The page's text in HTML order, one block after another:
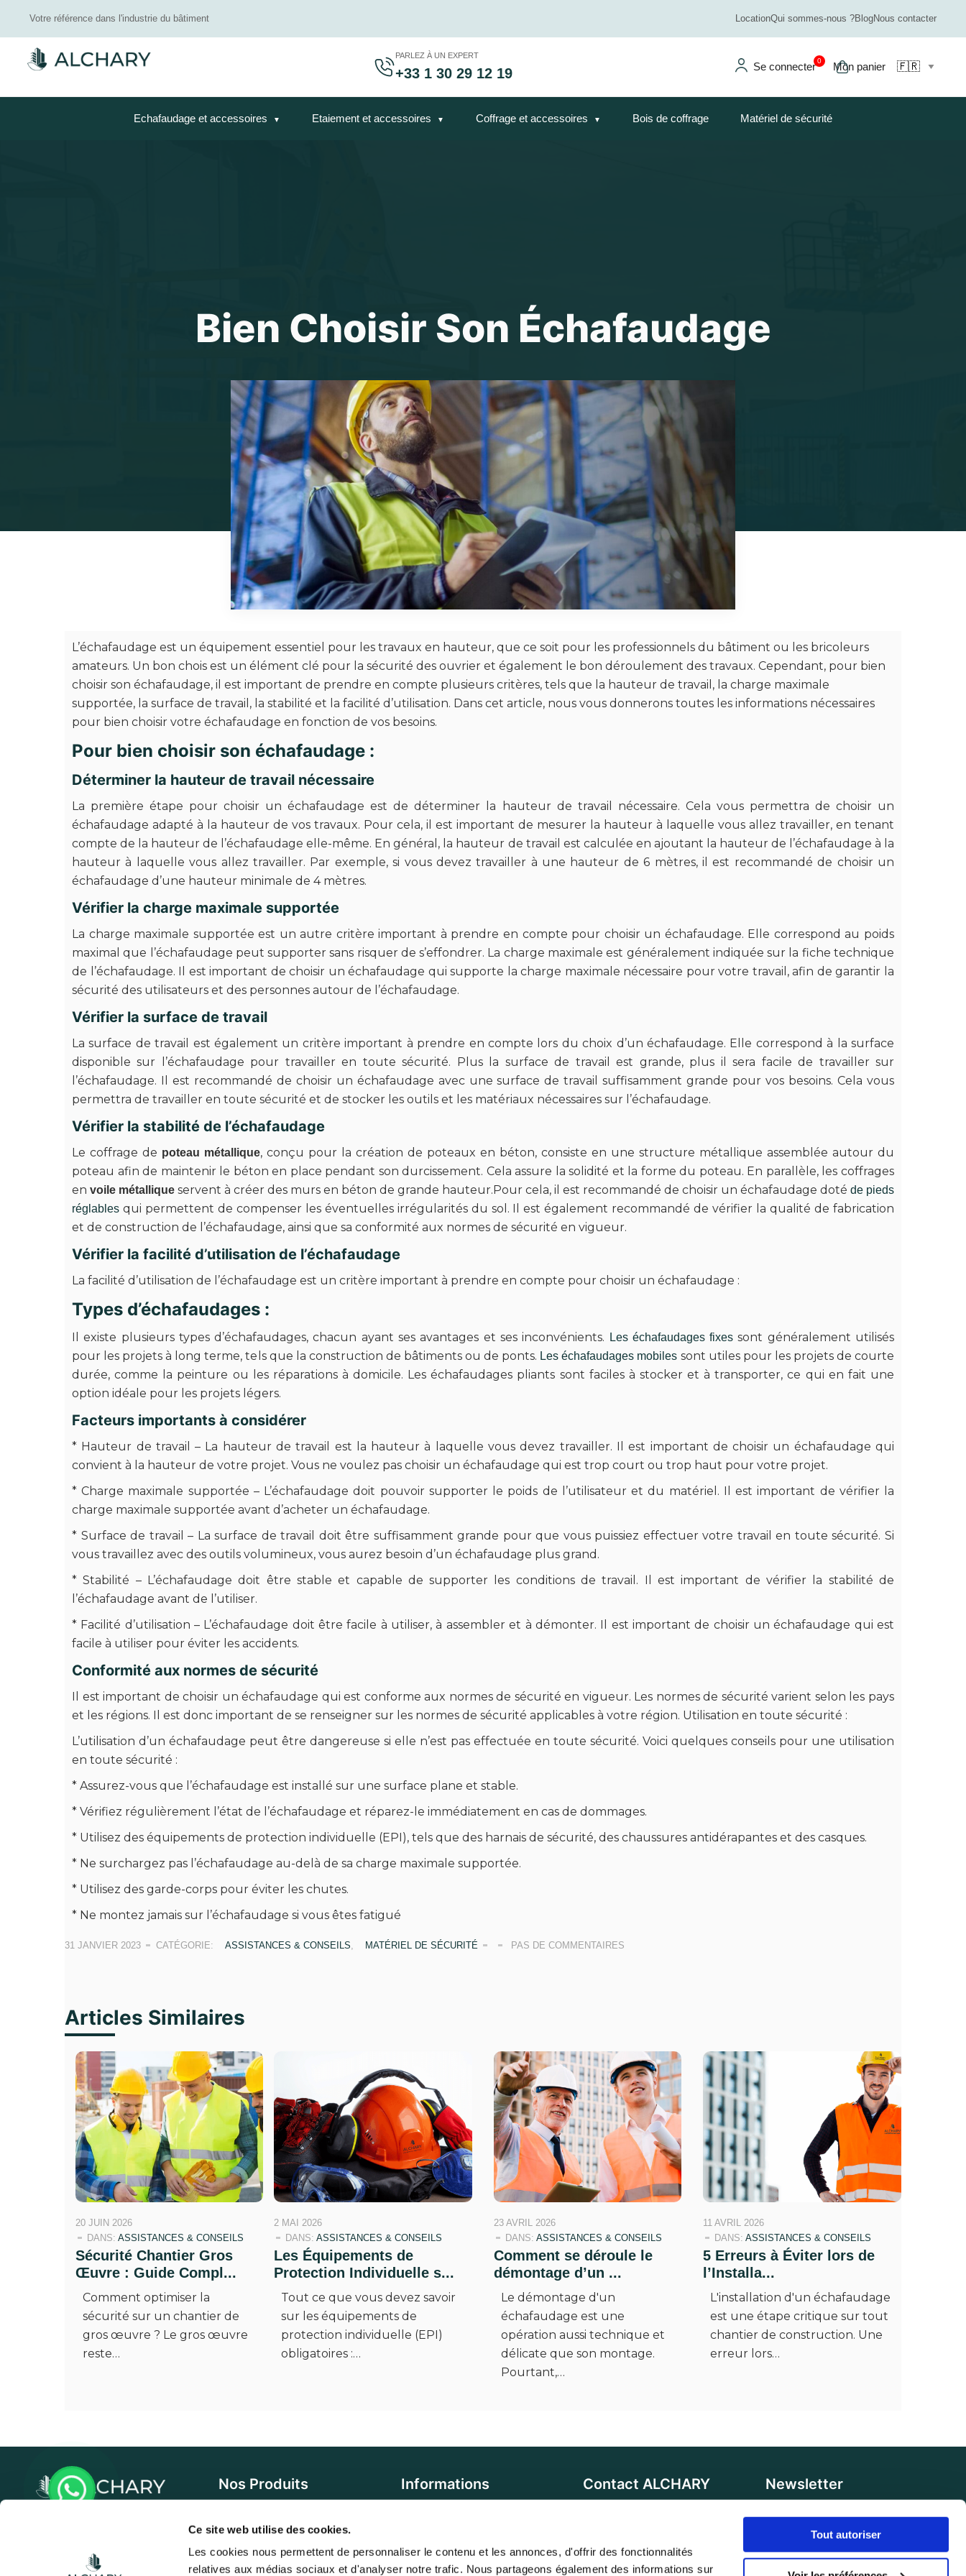
Ce site web utilise des cookies.
Les cookies nous permettent de personnaliser le contenu et les annonces, d'offrir des fonctionnalités
relatives aux médias sociaux et d'analyser notre trafic. Nous partageons également des informations sur
Tout autoriser
Votre référence dans l'industrie du bâtiment LocationQui sommes-nous ?BlogNous contacter
PARLEZ À UN EXPERT
+33 1 30 29 12 19 Se connecter Mon panier
0
Echafaudage et accessoires Etaiement et accessoires Coffrage et accessoires Bois de coffrage Matériel de sécurité
Bien Choisir Son Échafaudage
L’échafaudage est un équipement essentiel pour les travaux en hauteur, que ce soit pour les professionnels du bâtiment ou les bricoleurs
amateurs. Un bon chois est un élément clé pour la sécurité des ouvrier et également le bon déroulement des travaux. Cependant, pour bien
choisir son échafaudage, il est important de prendre en compte plusieurs critères, tels que la hauteur de travail, la charge maximale
supportée, la surface de travail, la stabilité et la facilité d’utilisation. Dans cet article, nous vous donnerons toutes les informations nécessaires
pour bien choisir votre échafaudage en fonction de vos besoins.
Pour bien choisir son échafaudage :
Déterminer la hauteur de travail nécessaire
La première étape pour choisir un échafaudage est de déterminer la hauteur de travail nécessaire. Cela vous permettra de choisir un
échafaudage adapté à la hauteur de vos travaux. Pour cela, il est important de mesurer la hauteur à laquelle vous allez travailler, en tenant
compte de la hauteur de l’échafaudage elle-même. En général, la hauteur de travail est calculée en ajoutant la hauteur de l’échafaudage à la
hauteur à laquelle vous allez travailler. Par exemple, si vous devez travailler à une hauteur de 6 mètres, il est recommandé de choisir un
échafaudage d’une hauteur minimale de 4 mètres.
Vérifier la charge maximale supportée
La charge maximale supportée est un autre critère important à prendre en compte pour choisir un échafaudage. Elle correspond au poids
maximal que l’échafaudage peut supporter sans risquer de s’effondrer. La charge maximale est généralement indiquée sur la fiche technique
de l’échafaudage. Il est important de choisir un échafaudage qui supporte la charge maximale nécessaire pour votre travail, afin de garantir la
sécurité des utilisateurs et des personnes autour de l’échafaudage.
Vérifier la surface de travail
La surface de travail est également un critère important à prendre en compte lors du choix d’un échafaudage. Elle correspond à la surface
disponible sur l’échafaudage pour travailler en toute sécurité. Plus la surface de travail est grande, plus il sera facile de travailler sur
l’échafaudage. Il est recommandé de choisir un échafaudage avec une surface de travail suffisamment grande pour vos besoins. Cela vous
permettra de travailler en toute sécurité et de stocker les outils et les matériaux nécessaires sur l’échafaudage.
Vérifier la stabilité de l’échafaudage
Le coffrage de poteau métallique, conçu pour la création de poteaux en béton, consiste en une structure métallique assemblée autour du
poteau afin de maintenir le béton en place pendant son durcissement. Cela assure la solidité et la forme du poteau. En parallèle, les coffrages
en voile métallique servent à créer des murs en béton de grande hauteur.Pour cela, il est recommandé de choisir un échafaudage doté de pieds
réglables qui permettent de compenser les éventuelles irrégularités du sol. Il est également recommandé de vérifier la qualité de fabrication
et de construction de l’échafaudage, ainsi que sa conformité aux normes de sécurité en vigueur.
Vérifier la facilité d’utilisation de l’échafaudage
La facilité d’utilisation de l’échafaudage est un critère important à prendre en compte pour choisir un échafaudage :
Types d’échafaudages :
Il existe plusieurs types d’échafaudages, chacun ayant ses avantages et ses inconvénients. Les échafaudages fixes sont généralement utilisés
pour les projets à long terme, tels que la construction de bâtiments ou de ponts. Les échafaudages mobiles sont utiles pour les projets de courte
durée, comme la peinture ou les réparations à domicile. Les échafaudages pliants sont faciles à stocker et à transporter, ce qui en fait une
option idéale pour les projets légers.
Facteurs importants à considérer
* Hauteur de travail – La hauteur de travail est la hauteur à laquelle vous devez travailler. Il est important de choisir un échafaudage qui
convient à la hauteur de votre projet. Vous ne voulez pas choisir un échafaudage qui est trop court ou trop haut pour votre projet.
* Charge maximale supportée – L’échafaudage doit pouvoir supporter le poids de l’utilisateur et du matériel. Il est important de vérifier la
charge maximale supportée avant d’acheter un échafaudage.
* Surface de travail – La surface de travail doit être suffisamment grande pour que vous puissiez effectuer votre travail en toute sécurité. Si
vous travaillez avec des outils volumineux, vous aurez besoin d’un échafaudage plus grand.
* Stabilité – L’échafaudage doit être stable et capable de supporter les conditions de travail. Il est important de vérifier la stabilité de
l’échafaudage avant de l’utiliser.
* Facilité d’utilisation – L’échafaudage doit être facile à utiliser, à assembler et à démonter. Il est important de choisir un échafaudage qui est
facile à utiliser pour éviter les accidents.
Conformité aux normes de sécurité
Il est important de choisir un échafaudage qui est conforme aux normes de sécurité en vigueur. Les normes de sécurité varient selon les pays
et les régions. Il est donc important de se renseigner sur les normes de sécurité applicables à votre région. Utilisation en toute sécurité :
L’utilisation d’un échafaudage peut être dangereuse si elle n’est pas effectuée en toute sécurité. Voici quelques conseils pour une utilisation
en toute sécurité :
* Assurez-vous que l’échafaudage est installé sur une surface plane et stable.
* Vérifiez régulièrement l’état de l’échafaudage et réparez-le immédiatement en cas de dommages.
* Utilisez des équipements de protection individuelle (EPI), tels que des harnais de sécurité, des chaussures antidérapantes et des casques.
* Ne surchargez pas l’échafaudage au-delà de sa charge maximale supportée.
* Utilisez des garde-corps pour éviter les chutes.
* Ne montez jamais sur l’échafaudage si vous êtes fatigué
31 JANVIER 2023 CATÉGORIE: ASSISTANCES & CONSEILS, MATÉRIEL DE SÉCURITÉ PAS DE COMMENTAIRES
Articles Similaires
20 JUIN 2026
DANS: ASSISTANCES & CONSEILS
Sécurité Chantier Gros
Œuvre : Guide Compl...
Comment optimiser la
sécurité sur un chantier de
gros œuvre ? Le gros œuvre
reste…
2 MAI 2026
DANS: ASSISTANCES & CONSEILS
Les Équipements de
Protection Individuelle s...
Tout ce que vous devez savoir
sur les équipements de
protection individuelle (EPI)
obligatoires :…
23 AVRIL 2026
DANS: ASSISTANCES & CONSEILS
Comment se déroule le
démontage d’un ...
Le démontage d'un
échafaudage est une
opération aussi technique et
délicate que son montage.
Pourtant,…
11 AVRIL 2026
DANS: ASSISTANCES & CONSEILS
5 Erreurs à Éviter lors de
l’Installa...
L'installation d'un échafaudage
est une étape critique sur tout
chantier de construction. Une
erreur lors…
avec des solutions
Nos Produits
Coffrage et accessoires
Informations
RGPD - Cookies
Contact ALCHARY
Horaires :Du lundi au vendredi
de 8h à 17h. Et samedi de 8h à
Newsletter
Votre e-mail sera utilisé pour
vous envoyer nos newsletters et
offres, avec désinscription à tout
moment.